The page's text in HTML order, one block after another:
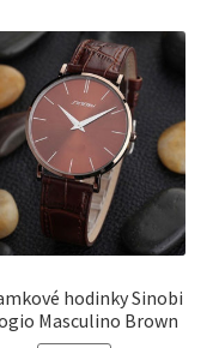
hodinky Sinobi
Masculino Brown